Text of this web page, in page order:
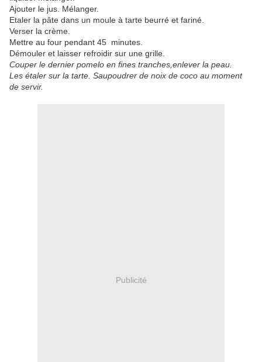
Ajouter le jus. Mélanger.
Etaler la pâte dans un moule à tarte beurré et fariné.
Verser la crème.
Mettre au four pendant 45 minutes.
Démouler et laisser refroidir sur une grille.
Couper le dernier pomelo en fines tranches,enlever la peau.
Les étaler sur la tarte. Saupoudrer de noix de coco au moment
de servir.
Publicité